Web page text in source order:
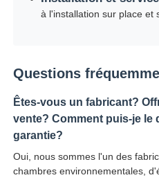
à l'installation sur place et
Questions
Êtes-vous un fabricant?
vente? Comment puis-je le
garantie?
Oui, nous sommes l'un des
chambres environnementales,